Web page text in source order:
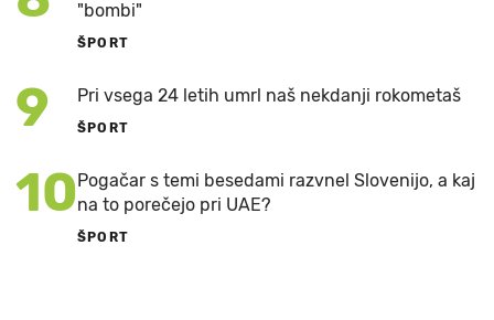
"bombi"
ŠPORT
9 Pri vsega 24 letih umrl naš nekdanji rokometaš
ŠPORT
10Pogačar s temi besedami razvnel Slovenijo, a kaj
na to porečejo pri UAE?
ŠPORT